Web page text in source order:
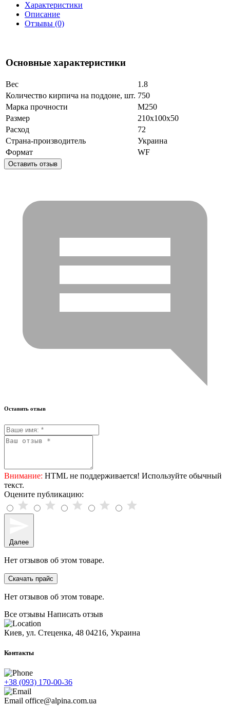
Характеристики
Описание
Отзывы (0)
Основные характеристики
Вес
1.8
Количество кирпича на поддоне, шт. 750
Марка прочности
М250
Размер
210x100x50
Расход
72
Страна-производитель
Украина
Формат
WF
Оставить отзыв
Оставить отзыв
Внимание: HTML не поддерживается! Используйте обычный
текст.
Оцените публикацию:
Далее
Нет отзывов об этом товаре.
Скачать прайс
Нет отзывов об этом товаре.
Все отзывы Написать отзыв
Киев, ул. Стеценка, 48 04216, Украина
Контакты
+38 (093) 170-00-36
Email office@alpina.com.ua